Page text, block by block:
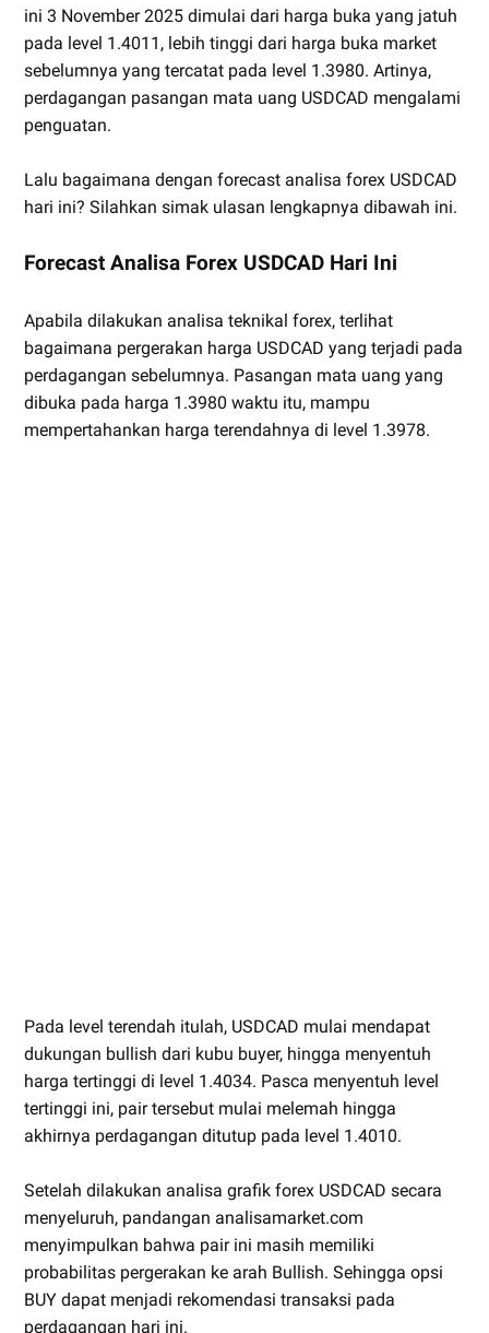
ini 3 November 2025 dimulai dari harga buka yang jatuh
pada level 1.4011, lebih tinggi dari harga buka market
sebelumnya yang tercatat pada level 1.3980. Artinya,
perdagangan pasangan mata uang USDCAD mengalami
penguatan.
Lalu bagaimana dengan forecast analisa forex USDCAD
hari ini? Silahkan simak ulasan lengkapnya dibawah ini.
Forecast Analisa Forex USDCAD Hari Ini
Apabila dilakukan analisa teknikal forex, terlihat
bagaimana pergerakan harga USDCAD yang terjadi pada
perdagangan sebelumnya. Pasangan mata uang yang
dibuka pada harga 1.3980 waktu itu, mampu
mempertahankan harga terendahnya di level 1.3978.
Pada level terendah itulah, USDCAD mulai mendapat
dukungan bullish dari kubu buyer, hingga menyentuh
harga tertinggi di level 1.4034. Pasca menyentuh level
tertinggi ini, pair tersebut mulai melemah hingga
akhirnya perdagangan ditutup pada level 1.4010.
Setelah dilakukan analisa grafik forex USDCAD secara
menyeluruh, pandangan analisamarket.com
menyimpulkan bahwa pair ini masih memiliki
probabilitas pergerakan ke arah Bullish. Sehingga opsi
BUY dapat menjadi rekomendasi transaksi pada
perdagangan hari ini.